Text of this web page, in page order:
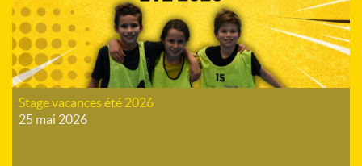
Stage vacances été 2026
25 mai 2026